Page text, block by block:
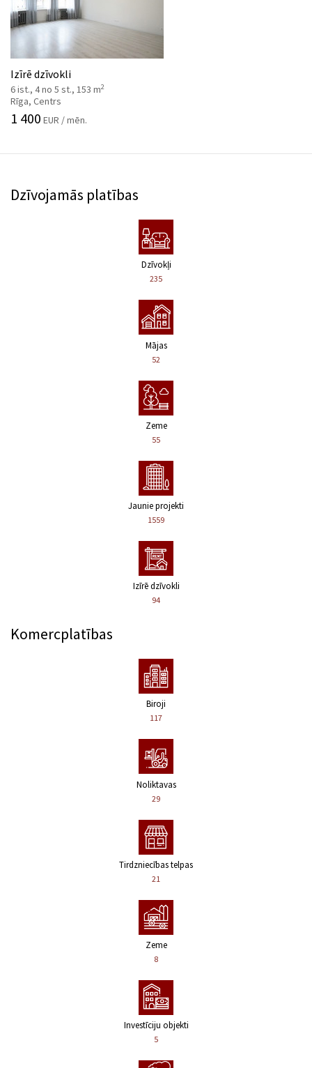
Izīrē dzīvokli
6 ist., 4 no 5 st., 153 m2
Rīga, Centrs
1 400 EUR / mēn.
Dzīvojamās platības
Dzīvokļi
235
Mājas
52
Zeme
55
Jaunie projekti
1559
Izīrē dzīvokli
94
Komercplatības
Biroji
117
Noliktavas
29
Tirdzniecības telpas
21
Zeme
8
Investīciju objekti
5